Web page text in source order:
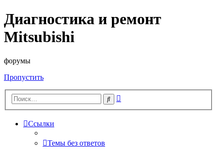
Диагностика и ремонт
Mitsubishi
форумы
Пропустить
Поиск
Ссылки
Темы без ответов